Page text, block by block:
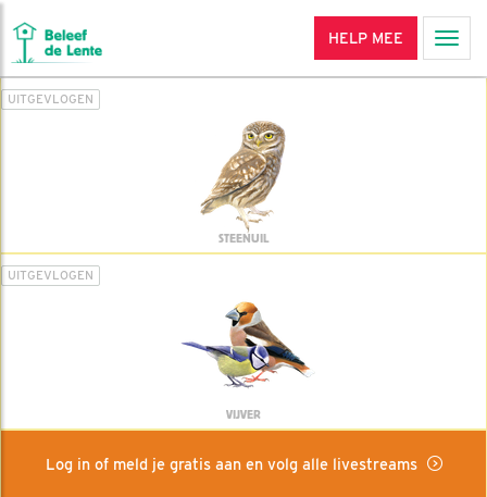
HELP MEE
UITGEVLOGEN
STEENUIL
UITGEVLOGEN
VIJVER
Log in of meld je gratis aan en volg alle livestreams